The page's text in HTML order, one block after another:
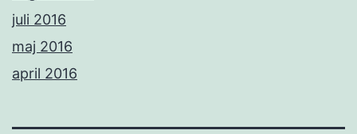
juli 2016
maj 2016
april 2016